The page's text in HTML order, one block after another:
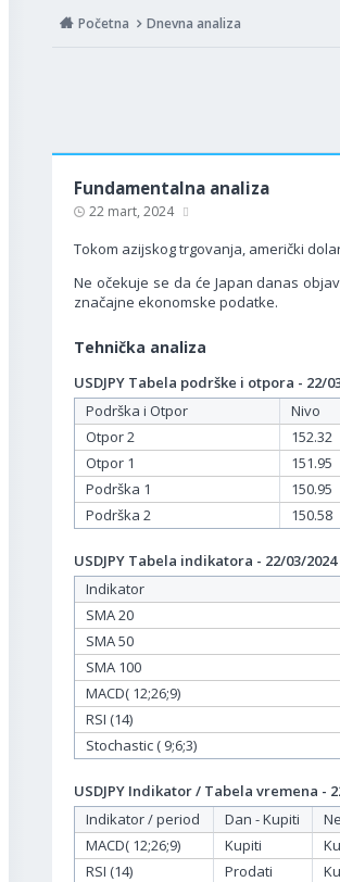
Početna Dnevna analiza
Fundamentalna analiza
22 mart, 2024
Tokom azijskog trgovanja, američki
Ne očekuje se da će Japan danas
značajne ekonomske podatke.
Tehnička analiza
USDJPY Tabela podrške i otpora - 22/
Podrška i Otpor
Nivo
Otpor 2
152.32
Otpor 1
151.95
Podrška 1
150.95
Podrška 2
150.58
USDJPY Tabela indikatora - 22/03/2024
Indikator
SMA 20
SMA 50
SMA 100
MACD( 12;26;9)
RSI (14)
Stochastic ( 9;6;3)
USDJPY Indikator / Tabela vremena -
Indikator / period
Dan - Kupiti
MACD( 12;26;9)
Kupiti
RSI (14)
Prodati